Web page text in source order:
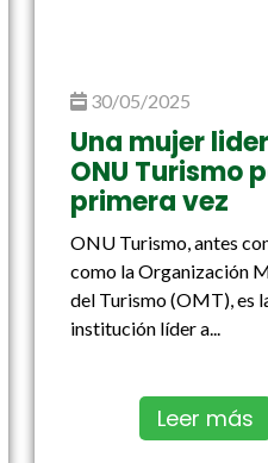
30/05/2025
Una mujer
ONU Turismo
primera vez
ONU Turismo, antes
como la Organización
del Turismo (OMT), es
institución líder a...
Leer más